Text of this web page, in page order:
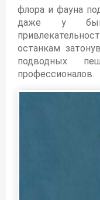
флора и фауна
даже у
останкам
подводных
профессионалов.